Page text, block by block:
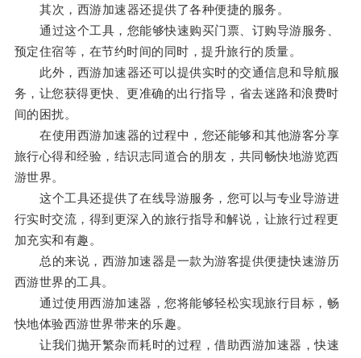
其次，西游加速器还提供了各种便捷的服务。
通过这个工具，您能够快速购买门票、订购导游服务、
预定住宿等，在节约时间的同时，提升旅行的质量。
此外，西游加速器还可以提供实时的交通信息和导航服
务，让您获得更快、更准确的出行指导，省去迷路和浪费时
间的困扰。
在使用西游加速器的过程中，您还能够和其他游客分享
旅行心得和经验，结识志同道合的朋友，共同畅快地游览西
游世界。
这个工具还提供了在线导游服务，您可以与专业导游进
行实时交流，得到更深入的旅行指导和解说，让旅行过程更
加充实和有趣。
总的来说，西游加速器是一款为游客提供便捷快速游历
西游世界的工具。
通过使用西游加速器，您将能够轻松实现旅行目标，畅
快地体验西游世界带来的乐趣。
让我们抛开繁杂而耗时的过程，借助西游加速器，快速